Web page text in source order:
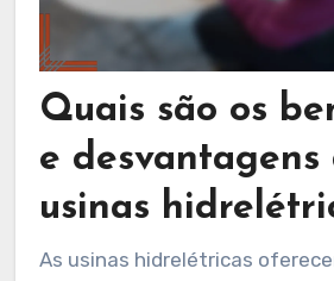
Quais são os
e desvantagens
usinas
As usinas hidrelétricas